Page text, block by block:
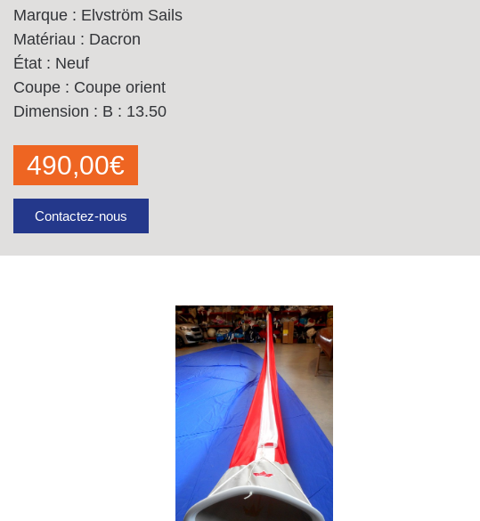
Marque : Elvström Sails
Matériau : Dacron
État : Neuf
Coupe : Coupe orient
Dimension : B : 13.50
490,00€
Contactez-nous